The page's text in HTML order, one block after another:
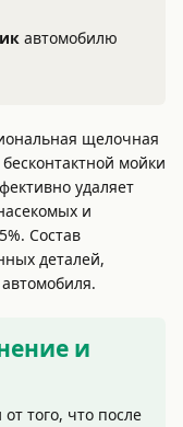
автомобилю
щелочная
мойки
удаляет
и
Состав
деталей,
и
того, что после